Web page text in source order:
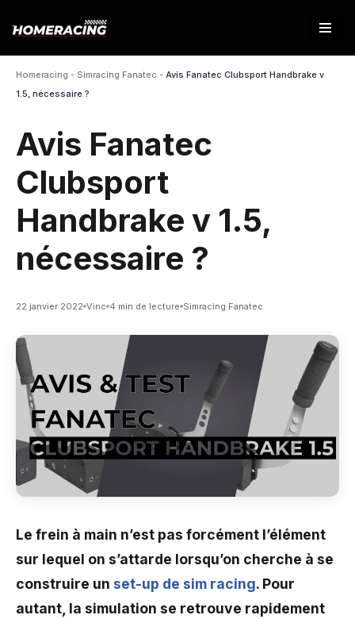
contenu
Homeracing - Simracing Fanatec - Avis Fanatec Clubsport Handbrake v
1.5, nécessaire ?
Avis Fanatec
Clubsport
Handbrake v 1.5,
nécessaire ?
22 janvier 2022 Vinc 4 min de lecture Simracing Fanatec
Le frein à main n’est pas forcément l’élément
sur lequel on s’attarde lorsqu’on cherche à se
construire un set-up de sim racing. Pour
autant, la simulation se retrouve rapidement